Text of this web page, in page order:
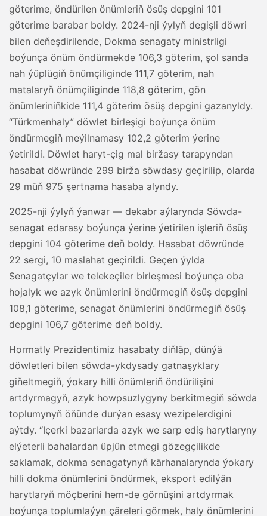
göterime, öndürilen önümleriň ösüş depgini 101
göterime barabar boldy. 2024-nji ýylyň degişli döwri
bilen deňeşdirilende, Dokma senagaty ministrligi
boýunça önüm öndürmekde 106,3 göterim, şol sanda
nah ýüplügiň önümçiliginde 111,7 göterim, nah
matalaryň önümçiliginde 118,8 göterim, gön
önümleriniňkide 111,4 göterim ösüş depgini gazanyldy.
“Türkmenhaly” döwlet birleşigi boýunça önüm
öndürmegiň meýilnamasy 102,2 göterim ýerine
ýetirildi. Döwlet haryt-çig mal biržasy tarapyndan
hasabat döwründe 299 birža söwdasy geçirilip, olarda
29 müň 975 şertnama hasaba alyndy.
2025-nji ýylyň ýanwar — dekabr aýlarynda Söwda-
senagat edarasy boýunça ýerine ýetirilen işleriň ösüş
depgini 104 göterime deň boldy. Hasabat döwründe
22 sergi, 10 maslahat geçirildi. Geçen ýylda
Senagatçylar we telekeçiler birleşmesi boýunça oba
hojalyk we azyk önümlerini öndürmegiň ösüş depgini
108,1 göterime, senagat önümlerini öndürmegiň ösüş
depgini 106,7 göterime deň boldy.
Hormatly Prezidentimiz hasabaty diňläp, dünýä
döwletleri bilen söwda-ykdysady gatnaşyklary
giňeltmegiň, ýokary hilli önümleriň öndürilişini
artdyrmagyň, azyk howpsuzlygyny berkitmegiň söwda
toplumynyň öňünde durýan esasy wezipelerdigini
aýtdy. “Içerki bazarlarda azyk we sarp ediş harytlaryny
elýeterli bahalardan üpjün etmegi gözegçilikde
saklamak, dokma senagatynyň kärhanalarynda ýokary
hilli dokma önümlerini öndürmek, eksport edilýän
harytlaryň möçberini hem-de görnüşini artdyrmak
boýunça toplumlaýyn çäreleri görmek, haly önümlerini